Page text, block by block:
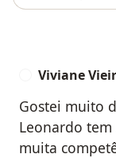
Viviane
Gostei muito
Leonardo
muita